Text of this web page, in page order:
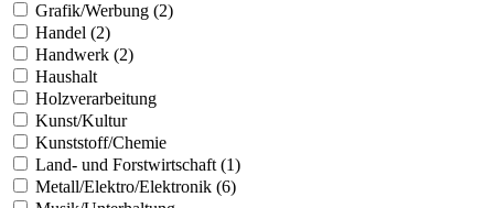
Grafik/Werbung (2)
Handel (2)
Handwerk (2)
Haushalt
Holzverarbeitung
Kunst/Kultur
Kunststoff/Chemie
Land- und Forstwirtschaft (1)
Metall/Elektro/Elektronik (6)